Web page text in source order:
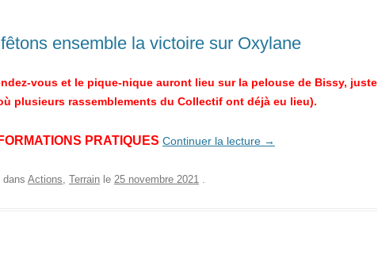
ensemble la victoire sur Oxylane
vous et le pique-nique auront lieu sur la pelouse de Bissy, juste
plusieurs rassemblements du Collectif ont déjà eu lieu).
PRATIQUES Continuer la lecture →
dans Actions, Terrain le 25 novembre 2021 .